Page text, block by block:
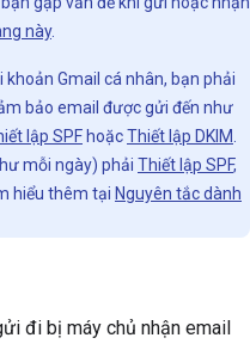
này.
khoản Gmail cá nhân, bạn phải
bảo email được gửi đến như
lập SPF hoặcThiết lập DKIM
mỗi ngày) phải Thiết lập SPF,
hiểu thêm tại Nguyên tắc dành
đi bị máy chủ nhận email